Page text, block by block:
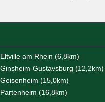
Eltville am Rhein (6,8km)
Ginsheim-Gustavsburg (12,2km)
Geisenheim (15,0km)
Partenheim (16,8km)